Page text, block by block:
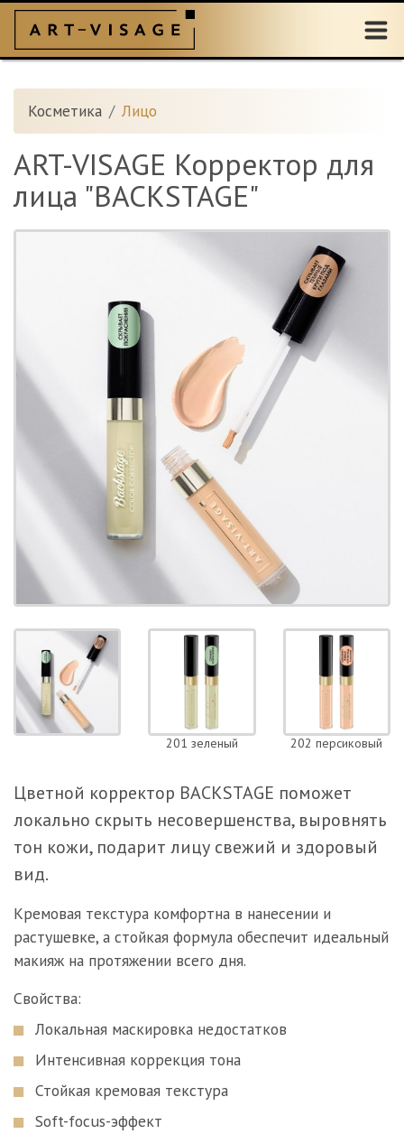
Косметика Лицо
ART-VISAGE Корректор для
лица "BACKSTAGE"
201 зеленый 202 персиковый
Цветной корректор BACKSTAGE поможет
локально скрыть несовершенства, выровнять
тон кожи, подарит лицу свежий и здоровый
вид.
Кремовая текстура комфортна в нанесении и
растушевке, а стойкая формула обеспечит идеальный
макияж на протяжении всего дня.
Свойства:
Локальная маскировка недостатков
Интенсивная коррекция тона
Стойкая кремовая текстура
Soft-focus-эффект